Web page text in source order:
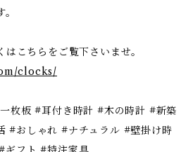
こちらをご覧下さいませ。
clocks/
枚板 #耳付き時計 #木の時計 #新築
#おしゃれ #ナチュラル #壁掛け時